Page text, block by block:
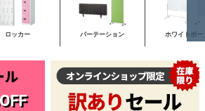
ロッカー パーテーション ホワイトボー